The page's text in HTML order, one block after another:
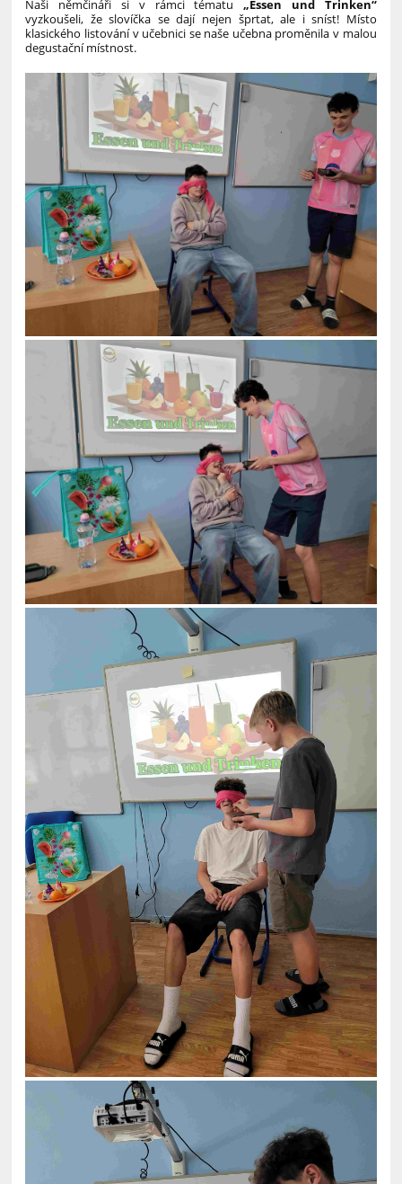
Naši němčináři si v rámci tématu„Essen und Trinken“
vyzkoušeli, že slovíčka se dají nejen šprtat, ale i sníst! Místo
klasického listování v učebnici se naše učebna proměnila v malou
degustační místnost.